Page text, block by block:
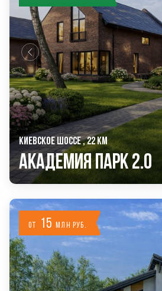
КИЕВСКОЕ ШОССЕ , 22 КМ
Академия Парк 2.0
от 15млн руб.